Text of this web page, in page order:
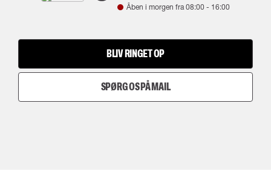
Åben i morgen fra08:00 - 16:00
BLIV RINGET OP
SPØRG OS PÅ MAIL